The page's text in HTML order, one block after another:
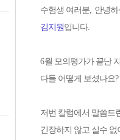
수험생 여러분, 안녕
김지원입니다.
6월 모의평가가 끝난
다들 어떻게 보셨나요?
저번 칼럼에서 말씀드
긴장하지 않고 실수